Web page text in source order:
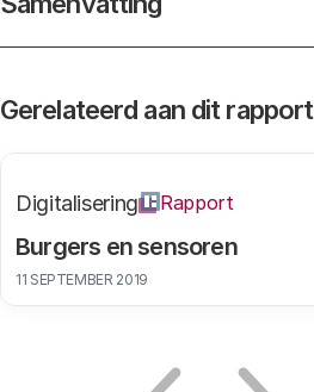
Gerelateerd aan dit rapport
Burgers en sensoren
Digitalisering Rapport
11 SEPTEMBER 2019